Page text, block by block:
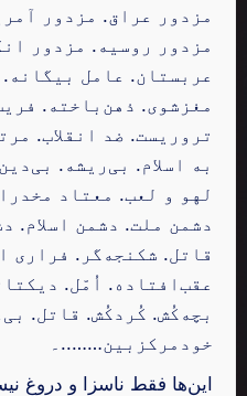
مزدور عراق. مزدور
مزدور روسیه. مزدور
عربستان. عامل
مغزشوی. ذهن‌باخته.
تروریست. ضد انقلاب.
به اسلام. بی‌ریشه.
لهو و لعب. معتاد
دشمن ملت. دشمن اسلام.
قاتل. شکنجه‌گر. فراری
عقب‌افتاده. اُمّل.
بچه‌کُش. کُردکُش. قاتل.
خودمرکزبین……..۔
این‌ها فقط ناسزا و دروغ